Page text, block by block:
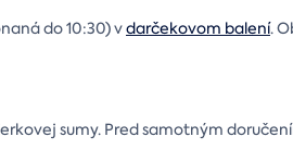
do 10:30) vdarčekovom balení.
sumy. Pred samotným